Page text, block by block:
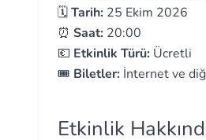
🗓️Tarih: 25 Ekim 2026
⏰ Saat: 20:00
💶 Etkinlik Türü: Ücretli
🎟️ Biletler: İnternet ve
Etkinlik